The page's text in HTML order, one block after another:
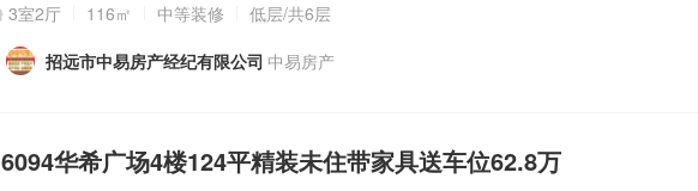
3室2厅
116㎡ 中等装修 低层/共6层
招远市中易房产经纪有限公司 中易房产
华希广场4楼124平精装未住带家具送车位62.8万